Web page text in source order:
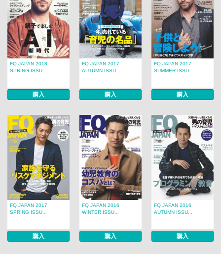
FQ JAPAN 2018
SPRING ISSU...
購入
FQ JAPAN 2017
AUTUMN ISSU...
購入
FQ JAPAN 2017
SUMMER ISSU...
購入
FQ JAPAN 2017
SPRING ISSU...
購入
FQ JAPAN 2016
WINTER ISSU...
購入
FQ JAPAN 2016
AUTUMN ISSU...
購入